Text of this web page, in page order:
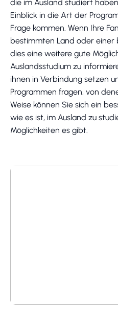
die im Ausland studiert
Einblick in die Art der
Frage kommen. Wenn Ihre
bestimmten Land oder einer
dies eine weitere gute
Auslandsstudium zu
ihnen in Verbindung setzen
Programmen fragen, von
Weise können Sie sich ein
wie es ist, im Ausland zu
Möglichkeiten es gibt.